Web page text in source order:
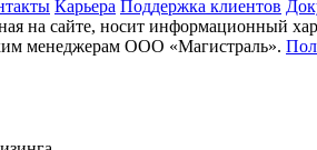
Карьера Поддержка клиентов
на сайте, носит информационный
менеджерам ООО «Магистраль».